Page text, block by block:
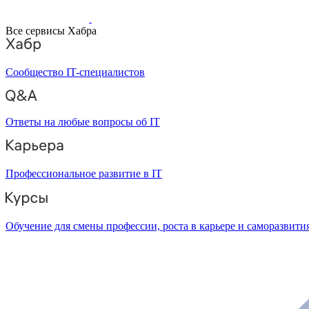
Все сервисы Хабра
Сообщество IT-специалистов
Ответы на любые вопросы об IT
Профессиональное развитие в IT
Обучение для смены профессии, роста в карьере и